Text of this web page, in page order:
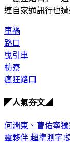
連自家通訊行也遭
車禍
路口
曳引車
枋寮
瘋狂路口
◤人氣夯文◢
何潤東、曹佑寧
靈夥伴 超準測字!